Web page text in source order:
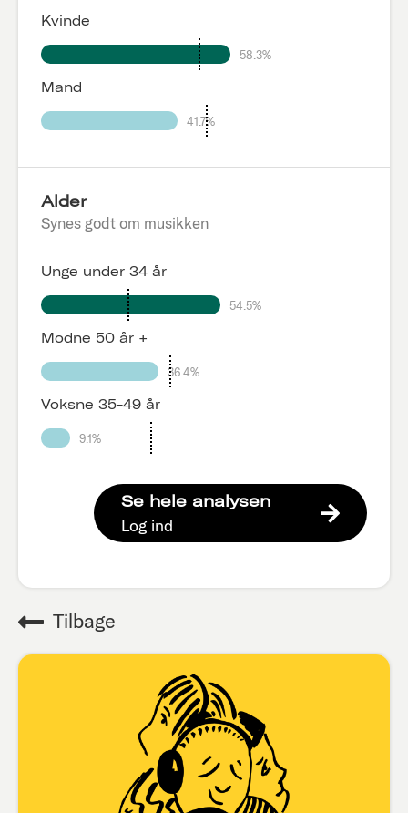
Kvinde
58.3%
Mand
41.7%
Alder
Synes godt om musikken
Unge under 34 år
54.5%
Modne 50 år +
36.4%
Voksne 35-49 år
9.1%
Se hele analysen
Log ind
Tilbage